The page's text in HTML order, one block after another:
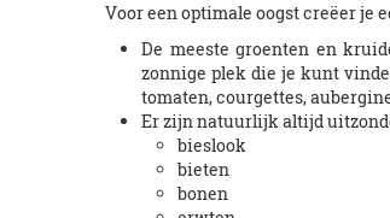
Voor een optimale oogst creëer je
De meeste groenten en
zonnige plek die je kunt
tomaten, courgettes,
Er zijn natuurlijk altijd
bieslook
bieten
bonen